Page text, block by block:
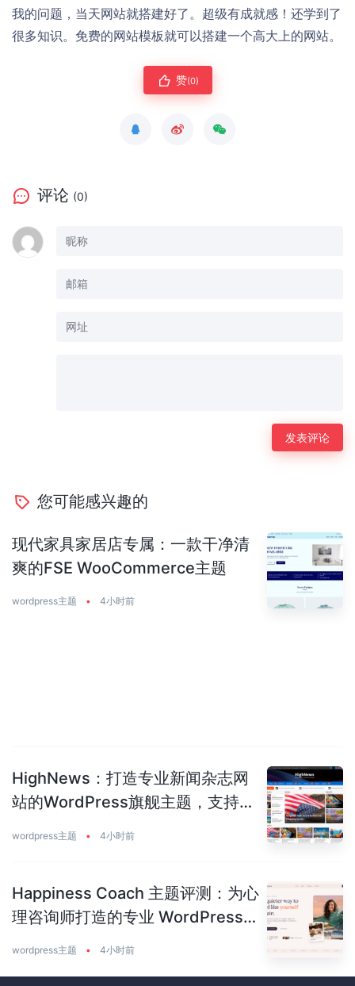
我的问题，当天网站就搭建好了。超级有成就感！还学到了
很多知识。免费的网站模板就可以搭建一个高大上的网站。
赞(0)
评论 (0)
您可能感兴趣的
现代家具家居店专属：一款干净清
爽的FSE WooCommerce主题
wordpress主题 • 4小时前
HighNews：打造专业新闻杂志网
站的WordPress旗舰主题，支持
wordpress主题 • 4小时前
Happiness Coach 主题评测：为心
理咨询师打造的专业 WordPress
wordpress主题 • 4小时前